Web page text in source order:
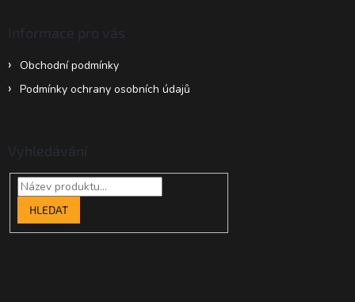
Informace pro vás
Obchodní podmínky
Podmínky ochrany osobních údajů
Vyhledávání
HLEDAT